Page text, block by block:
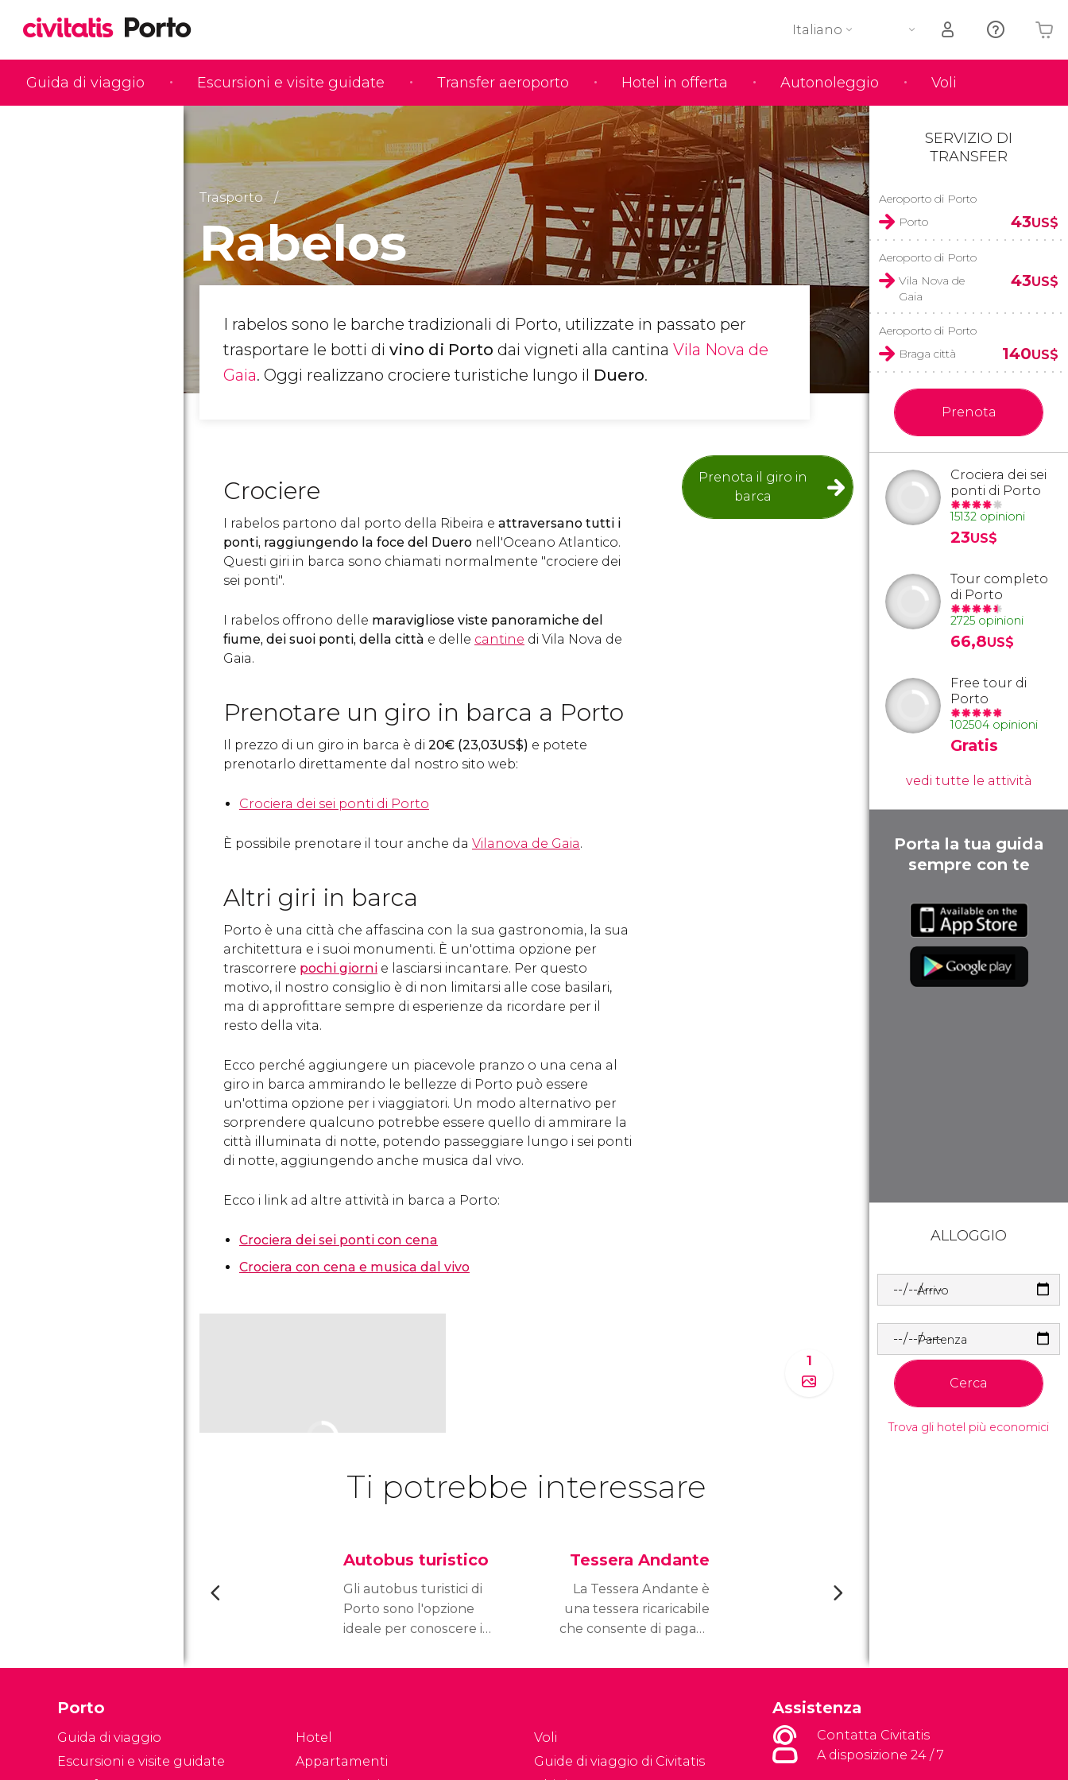
Guida di viaggio Escursioni e visite guidate Transfer aeroporto Hotel in offerta Autonoleggio Voli
Italiano
Il tuo carrello è vuoto
Trasporto
Rabelos
I rabelos sono le barche tradizionali di Porto, utilizzate in passato per
trasportare le botti di vino di Porto dai vigneti alla cantina Vila Nova de
Gaia. Oggi realizzano crociere turistiche lungo il Duero.
Prenota il giro in
barca
Crociere
I rabelos partono dal porto della Ribeira e attraversano tutti i
ponti, raggiungendo la foce del Duero nell'Oceano Atlantico.
Questi giri in barca sono chiamati normalmente "crociere dei
sei ponti".
I rabelos offrono delle maravigliose viste panoramiche del
fiume, dei suoi ponti, della città e delle cantine di Vila Nova de
Gaia.
Prenotare un giro in barca a Porto
Il prezzo di un giro in barca è di 20€ (23,03US$) e potete
prenotarlo direttamente dal nostro sito web:
Crociera dei sei ponti di Porto
È possibile prenotare il tour anche da Vilanova de Gaia.
Altri giri in barca
Porto è una città che affascina con la sua gastronomia, la sua
architettura e i suoi monumenti. È un'ottima opzione per
trascorrere pochi giorni e lasciarsi incantare. Per questo
motivo, il nostro consiglio è di non limitarsi alle cose basilari,
ma di approfittare sempre di esperienze da ricordare per il
resto della vita.
Ecco perché aggiungere un piacevole pranzo o una cena al
giro in barca ammirando le bellezze di Porto può essere
un'ottima opzione per i viaggiatori. Un modo alternativo per
sorprendere qualcuno potrebbe essere quello di ammirare la
città illuminata di notte, potendo passeggiare lungo i sei ponti
di notte, aggiungendo anche musica dal vivo.
Ecco i link ad altre attività in barca a Porto:
Crociera dei sei ponti con cena
Crociera con cena e musica dal vivo
1
Ti potrebbe interessare
Autobus turistico
Gli autobus turistici di
Porto sono l'opzione
ideale per conoscere i
interesse della città in
Tessera Andante
La Tessera Andante è
una tessera ricaricabile
che consente di pagare
di Porto. La tessera si
SERVIZIO DI
TRANSFER
Aeroporto di Porto
Porto
43US$
Aeroporto di Porto
Vila Nova de
Gaia
43US$
Aeroporto di Porto
Braga città
140US$
Prenota
Crociera dei sei
ponti di Porto
15132 opinioni
23US$
Tour completo
di Porto
2725 opinioni
66,8US$
Free tour di
Porto
102504 opinioni
Gratis
vedi tutte le attività
Porta la tua guida
sempre con te
ALLOGGIO
Arrivo
Partenza
Cerca
Trova gli hotel più economici
Porto
Guida di viaggio
Escursioni e visite guidate
Hotel
Appartamenti
Voli
Guide di viaggio di Civitatis
Assistenza
Contatta Civitatis
A disposizione 24 / 7